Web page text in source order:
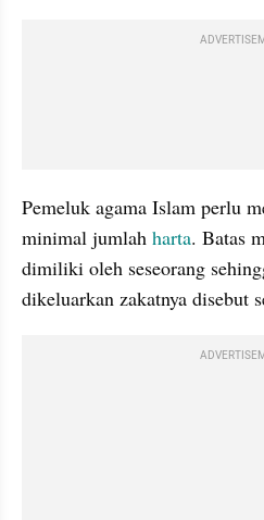
Pemeluk agama Islam perlu
minimal jumlah harta. Batas
dimiliki oleh seseorang
dikeluarkan zakatnya disebut